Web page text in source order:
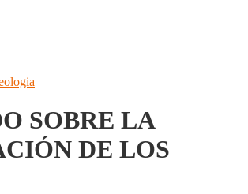
SOBRE LA
DE LOS